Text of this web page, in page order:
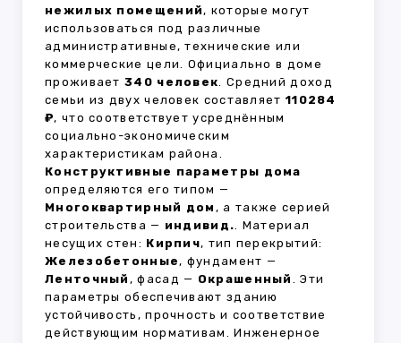
нежилых помещений, которые могут
использоваться под различные
административные, технические или
коммерческие цели. Официально в доме
проживает 340 человек. Средний доход
семьи из двух человек составляет 110284
₽, что соответствует усреднённым
социально-экономическим
характеристикам района.
Конструктивные параметры дома
определяются его типом —
Многоквартирный дом , а также серией
строительства — индивид.. Материал
несущих стен: Кирпич, тип перекрытий:
Железобетонные, фундамент —
Ленточный , фасад — Окрашенный . Эти
параметры обеспечивают зданию
устойчивость, прочность и соответствие
действующим нормативам. Инженерное